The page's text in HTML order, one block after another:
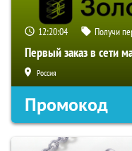
12:20:04 Получи
Первый заказ в сети
Россия
Промокод